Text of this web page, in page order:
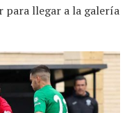
para llegar a la galería